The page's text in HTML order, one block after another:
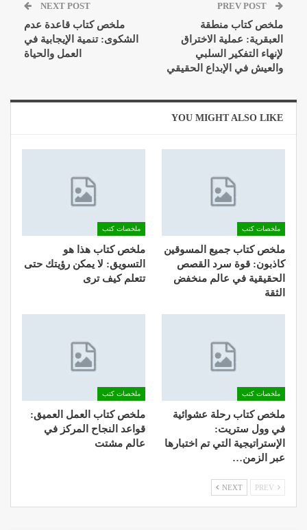
ملخص كتاب منطقة
العبقرية: عملية الاختراق
لإنهاء التفكير السلبي
والعيش في الإبداع الحقيقي
NEXT POST
ملخص كتاب قاعدة عدم
الشكوى: تنمية الإيجابية في
العمل والحياة
YOU MIGHT ALSO LIKE
ملخصات كتب
ملخص كتاب جميع المسوقين
كاذبون: قوة سرد القصص
الحقيقية في عالم منخفض
الثقة
ملخصات كتب
ملخص كتاب هذا هو
التسويق: لا يمكن رؤيتك حتى
تتعلم كيف ترى
ملخصات كتب
ملخص كتاب رحلة عشوائية
في وول ستريت:
الإستراتيجية التي تم اختبارها
عبر الزمن…
ملخصات كتب
ملخص كتاب العمل العميق:
قواعد النجاح المركز في
عالم مشتت
NEXT